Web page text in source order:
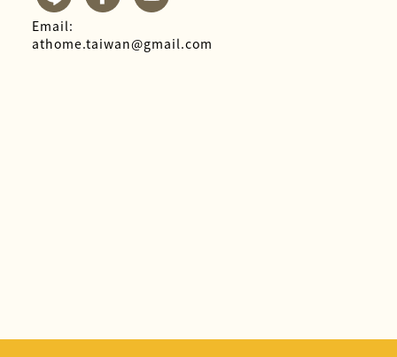
Email:
athome.taiwan@gmail.com